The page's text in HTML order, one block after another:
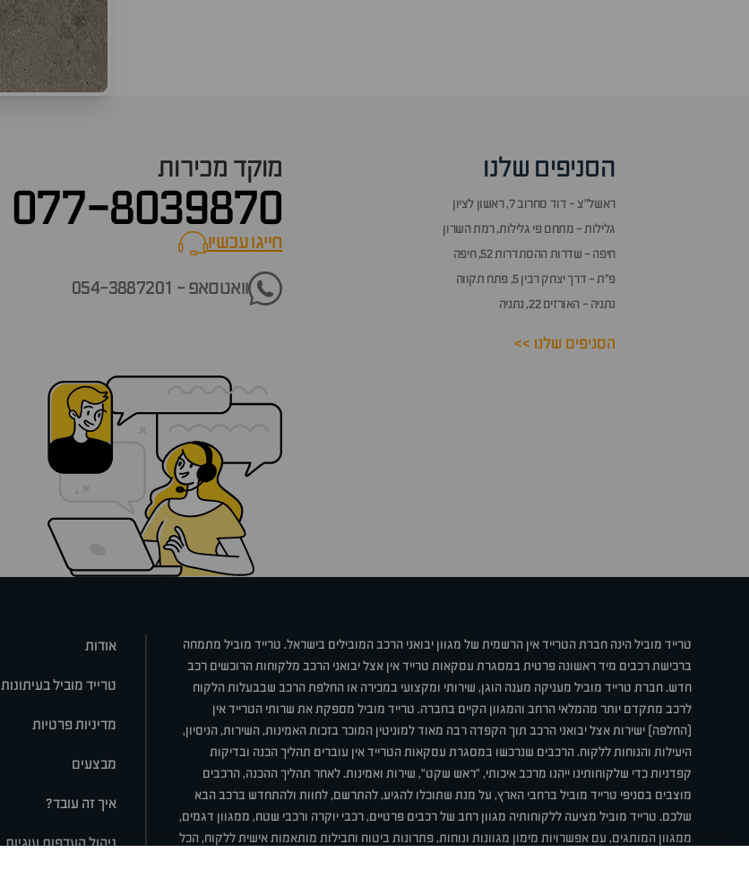
הסניפים שלנו
ראשל״צ - דוד סחרוב 7, ראשון לציון
גלילות - מתחם פי גלילות, רמת השרון
חיפה - שדרות ההסתדרות 52, חיפה
פ״ת - דרך יצחק רבין 5, פתח תקווה
נתניה - האורזים 22, נתניה
הסניפים שלנו >>
מוקד מכירות
077-8039870
חייגו עכשיוcall now
וואטסאפ - 054-3887201
טרייד מוביל הינה חברת הטרייד אין הרשמית של מגוון יבואני הרכב המובילים בישראל. טרייד מוביל מתמחה
ברכישת רכבים מיד ראשונה פרטית במסגרת עסקאות טרייד אין אצל יבואני הרכב מלקוחות הרוכשים רכב
חדש. חברת טרייד מוביל מעניקה מענה הוגן, שירותי ומקצועי במכירה או החלפת הרכב שבבעלות הלקוח
לרכב מתקדם יותר מהמלאי הרחב והמגוון הקיים בחברה. טרייד מוביל מספקת את שרותי הטרייד אין
(החלפה) ישירות אצל יבואני הרכב תוך הקפדה רבה מאוד למוניטין המוכר בזכות האמינות, השירות, הניסיון,
היעילות והנוחות ללקוח. הרכבים שנרכשו במסגרת עסקאות הטרייד אין עוברים תהליך הכנה ובדיקות
קפדניות כדי שלקוחותינו ייהנו מרכב איכותי, "ראש שקט", שירות ואמינות. לאחר תהליך ההכנה, הרכבים
מוצבים בסניפי טרייד מוביל ברחבי הארץ, על מנת שתוכלו להגיע, להתרשם, לחוות ולהתחדש ברכב הבא
שלכם. טרייד מוביל מציעה ללקוחותיה מגוון רחב של רכבים פרטיים, רכבי יוקרה ורכבי שטח, ממגוון דגמים,
ממגוון המותגים, עם אפשרויות מימון מגוונות ונוחות, פתרונות ביטוח וחבילות מותאמות אישית ללקוח, הכל
אודות
טרייד מוביל בעיתונות
מדיניות פרטיות
מבצעים
איך זה עובד?
ניהול העדפות עוגיות